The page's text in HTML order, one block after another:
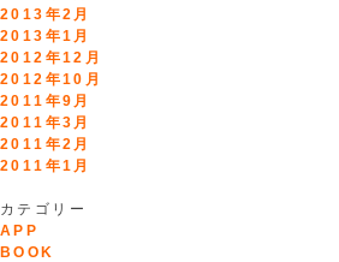
2013年2月
2013年1月
2012年12月
2012年10月
2011年9月
2011年3月
2011年2月
2011年1月
カテゴリー
APP
BOOK